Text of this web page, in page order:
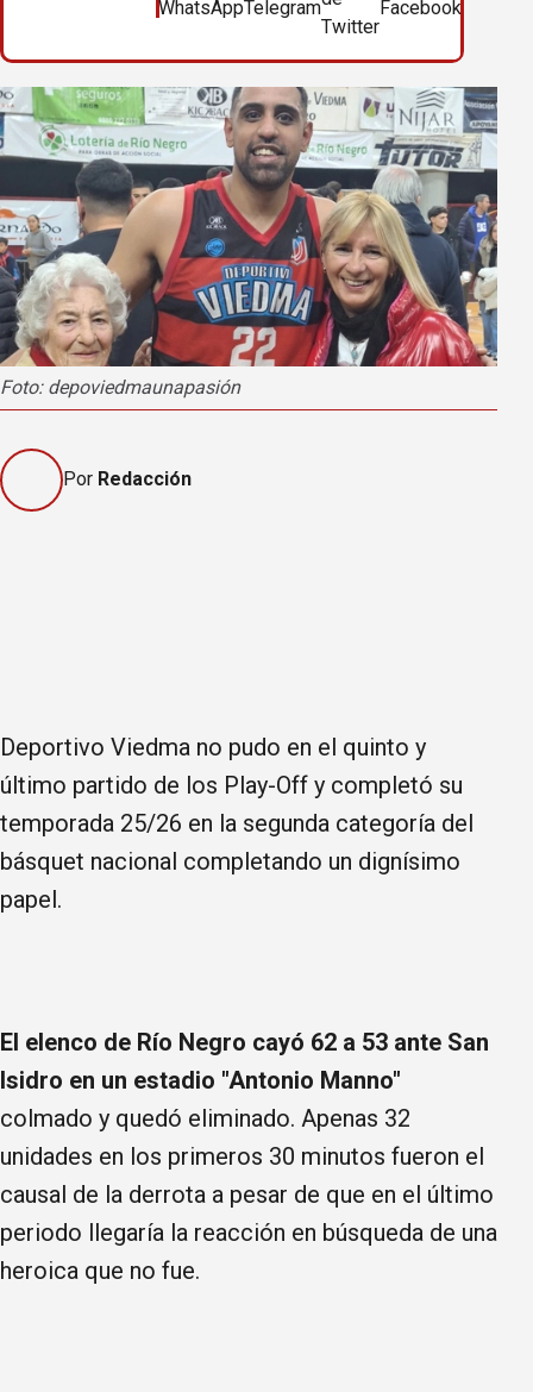
Foto: depoviedmaunapasión
Por Redacción
Deportivo Viedma no pudo en el quinto y
último partido de los Play-Off y completó su
temporada 25/26 en la segunda categoría del
básquet nacional completando un dignísimo
papel.
El elenco de Río Negro cayó 62 a 53 ante San
Isidro en un estadio "Antonio Manno"
colmado y quedó eliminado. Apenas 32
unidades en los primeros 30 minutos fueron el
causal de la derrota a pesar de que en el último
periodo llegaría la reacción en búsqueda de una
heroica que no fue.